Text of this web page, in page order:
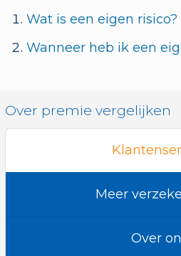
Wat is een eigen risico?
Wanneer heb ik een
Over premie vergelijken
Meer
Over